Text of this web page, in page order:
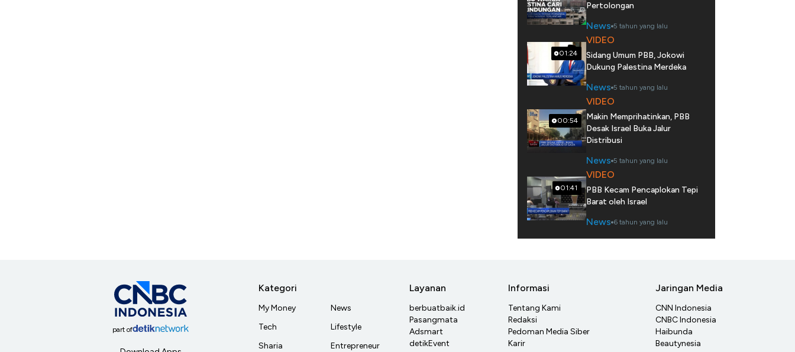
Pertolongan
News 5 tahun yang lalu
01:24
VIDEO
Sidang Umum PBB, Jokowi
Dukung Palestina Merdeka
News 5 tahun yang lalu
00:54
VIDEO
Makin Memprihatinkan, PBB
Desak Israel Buka Jalur
Distribusi
News 5 tahun yang lalu
01:41
VIDEO
PBB Kecam Pencaplokan Tepi
Barat oleh Israel
News 6 tahun yang lalu
part of
Kategori
My Money
Tech
Sharia
News
Lifestyle
Entrepreneur
Layanan
berbuatbaik.id
Pasangmata
Adsmart
detikEvent
Informasi
Tentang Kami
Redaksi
Pedoman Media Siber
Karir
Jaringan Media
CNN Indonesia
CNBC Indonesia
Haibunda
Beautynesia